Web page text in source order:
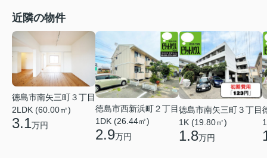
近隣の物件
徳島市南矢三町３丁目
2LDK (60.00㎡)
3.1万円
徳島市西新浜町２丁目
1DK (26.44㎡)
2.9万円
徳島市南矢三町３丁目
1K (19.80㎡)
1.8万円